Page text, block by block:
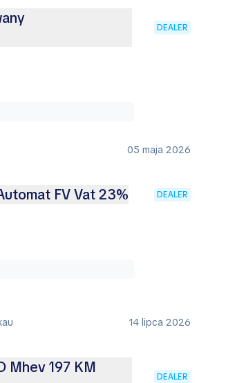
DEALER
05 maja 2026
FV Vat 23% DEALER
14 lipca 2026
Mhev 197 KM
DEALER